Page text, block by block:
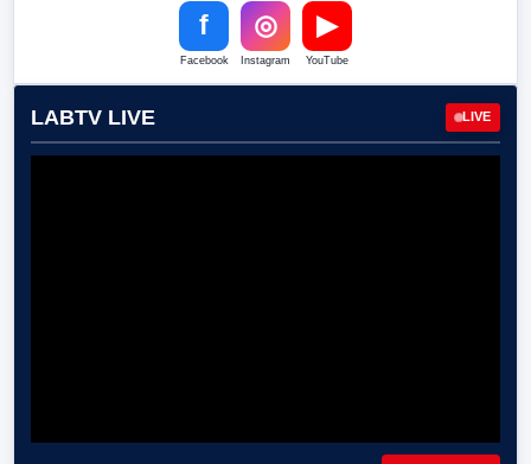
f
Facebook
◎
Instagram
▶
YouTube
LABTV LIVE LIVE